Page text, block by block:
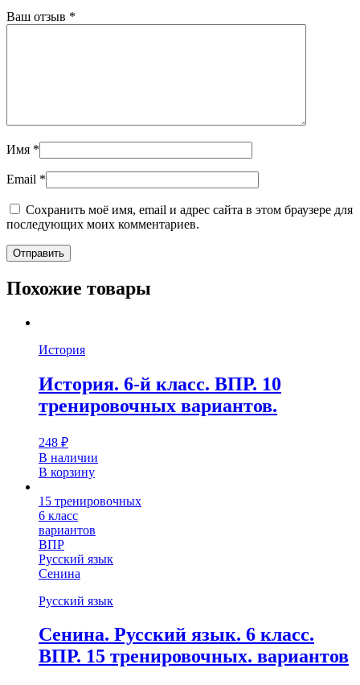
Ваш отзыв *
Имя *
Email *
Сохранить моё имя, email и адрес сайта в этом браузере для
последующих моих комментариев.
Похожие товары
История
История. 6-й класс. ВПР. 10
тренировочных вариантов.
248 ₽
В наличии
В корзину
15 тренировочных
6 класс
вариантов
ВПР
Русский язык
Сенина
Русский язык
Сенина. Русский язык. 6 класс.
ВПР. 15 тренировочных. вариантов